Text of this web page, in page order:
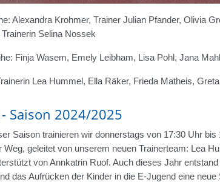
Alexandra Krohmer, Trainer Julian Pfander, Olivia
Trainerin Selina Nossek
Finja Wasem, Emely Leibham, Lisa Pohl, Jana
Lea Hummel, Ella Räker, Frieda Matheis,
Saison 2024/2025
Saison trainieren wir donnerstags von 17:30 Uhr
Weg, geleitet von unserem neuen Trainerteam: Lea
von Annkatrin Ruof. Auch dieses Jahr
das Aufrücken der Kinder in die E-Jugend eine